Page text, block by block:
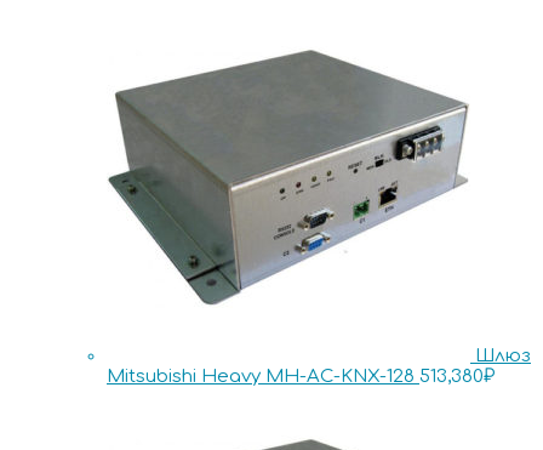
Шлюз
Mitsubishi Heavy MH-AC-KNX-128 513,380₽